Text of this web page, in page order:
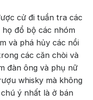
cử đi tuần tra các
họ đổ bộ các nhóm
và phá hủy các nồi
các căn chòi và
đàn ông và phụ nữ
whisky mà không
ý nhất là ở bán